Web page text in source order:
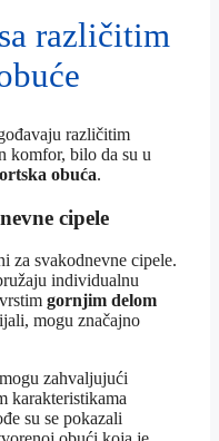
različitim
različitim
komfor, bilo da su u
obuća.
cipele
za svakodnevne cipele.
individualnu
gornjim delom
mogu značajno
zahvaljujući
karakteristikama
su se pokazali